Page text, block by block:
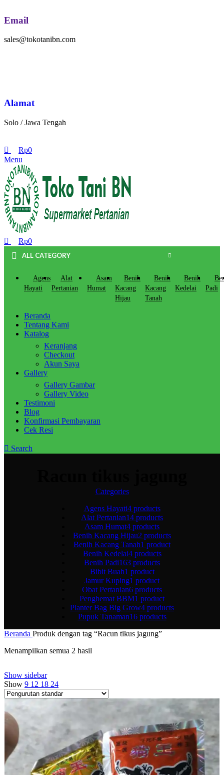
Email
sales@tokotanibn.com
Alamat
Solo / Jawa Tengah
Rp0
Menu
Rp0
ALL CATEGORY
Agens
Hayati
Alat
Pertanian
Asam
Humat
Benih
Kacang
Hijau
Benih
Kacang
Tanah
Benih
Kedelai
Padi
Beranda
Tentang Kami
Katalog
Keranjang
Checkout
Akun Saya
Gallery
Gallery Gambar
Gallery Video
Testimoni
Blog
Konfirmasi Pembayaran
Cek Resi
Search
Categories
Agens Hayati4 products
Alat Pertanian14 products
Asam Humat4 products
Benih Kacang Hijau2 products
Benih Kacang Tanah1 product
Benih Kedelai4 products
Benih Padi163 products
Bibit Buah1 product
Jamur Kuping1 product
Obat Pertanian6 products
Penghemat BBM1 product
Planter Bag Big Grow4 products
Pupuk Tanaman16 products
Beranda Produk dengan tag “Racun tikus jagung”
Menampilkan semua 2 hasil
Show sidebar
Show 9 12 18 24